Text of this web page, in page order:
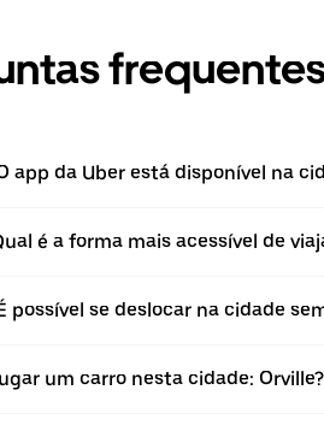
app da Uber está disponível na
é a forma mais acessível de
possível se deslocar na cidade
um carro nesta cidade: Orville?